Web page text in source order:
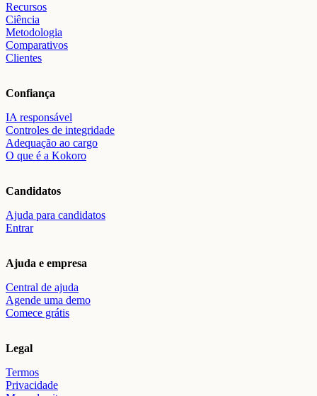
Recursos
Ciência
Metodologia
Comparativos
Clientes
Confiança
IA responsável
Controles de integridade
Adequação ao cargo
O que é a Kokoro
Candidatos
Ajuda para candidatos
Entrar
Ajuda e empresa
Central de ajuda
Agende uma demo
Comece grátis
Legal
Termos
Privacidade